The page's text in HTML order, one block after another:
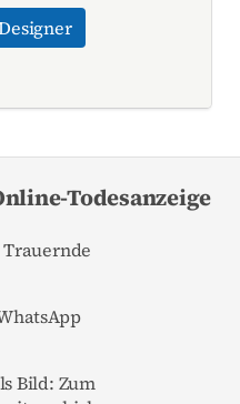
Todesanzeige
Bild: Zum